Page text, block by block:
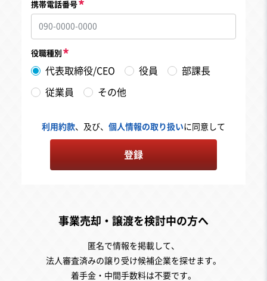
携帯電話番号
役職種別
代表取締役/CEO 役員 部課長
従業員 その他
利用約款、及び、 個人情報の取り扱いに同意して
登録
事業売却・譲渡を検討中の方へ
匿名で情報を掲載して、
法人審査済みの譲り受け候補企業を探せます。
着手金・中間手数料は不要です。